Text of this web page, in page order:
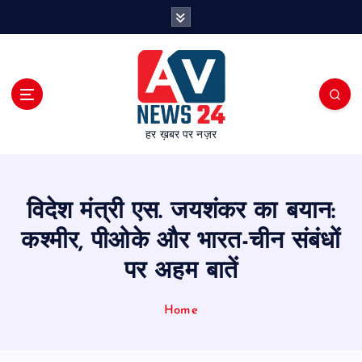
हर ख़बर पर नज़र
विदेश मंत्री एस. जयशंकर का बयान:
कश्मीर, पीओके और भारत-चीन संबंधों
पर अहम बातें
Home